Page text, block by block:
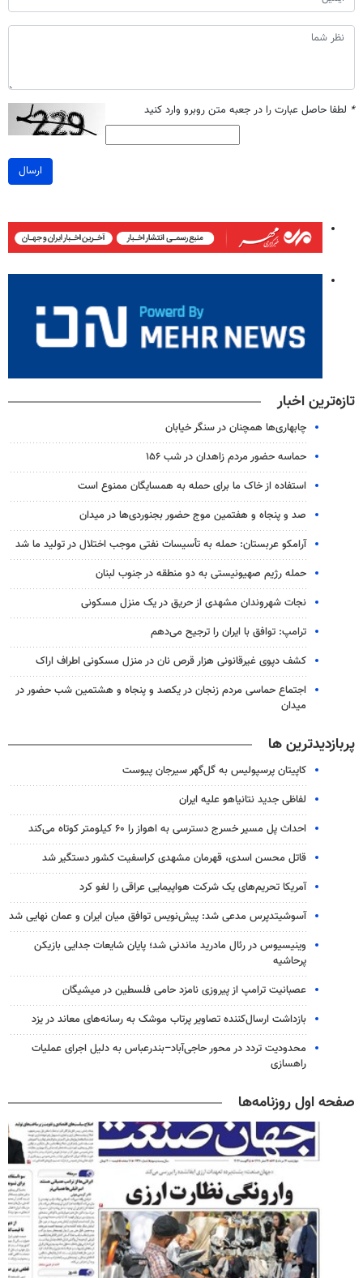
* لطفا حاصل عبارت را در جعبه متن روبرو وارد کنید
ارسال
تازه‌ترین اخبار
چابهاری‌ها همچنان در سنگر خیابان
حماسه حضور مردم زاهدان در شب ۱۵۶
استفاده از خاک ما برای حمله به همسایگان ممنوع است
صد و پنجاه و هفتمین موج حضور بجنوردی‌ها در میدان
آرامکو عربستان: حمله به تأسیسات نفتی موجب اختلال در تولید ما شد
حمله رژیم صهیونیستی به دو منطقه در جنوب لبنان
نجات شهروندان مشهدی از حریق در یک منزل مسکونی
ترامپ: توافق با ایران را ترجیح می‌دهم
کشف دپوی غیرقانونی هزار قرص نان در منزل مسکونی اطراف اراک
اجتماع حماسی مردم زنجان در یکصد و پنجاه و هشتمین شب حضور در
میدان
پربازدیدترین ها
کاپیتان پرسپولیس به گل‌گهر سیرجان پیوست
لفاظی جدید نتانیاهو علیه ایران
احداث پل مسیر خسرج دسترسی به اهواز را ۶۰ کیلومتر کوتاه می‌کند
قاتل محسن اسدی، قهرمان مشهدی کراسفیت کشور دستگیر شد
آمریکا تحریم‌های یک شرکت هواپیمایی عراقی را لغو کرد
آسوشیتدپرس مدعی شد: پیش‌نویس توافق میان ایران و عمان نهایی شد
وینیسیوس در رئال مادرید ماندنی شد؛ پایان شایعات جدایی بازیکن
پرحاشیه
عصبانیت ترامپ از پیروزی نامزد حامی فلسطین در میشیگان
بازداشت ارسال‌کننده تصاویر پرتاب موشک به رسانه‌های معاند در یزد
محدودیت تردد در محور حاجی‌آباد–بندرعباس به دلیل اجرای عملیات
راهسازی
صفحه اول روزنامه‌ها